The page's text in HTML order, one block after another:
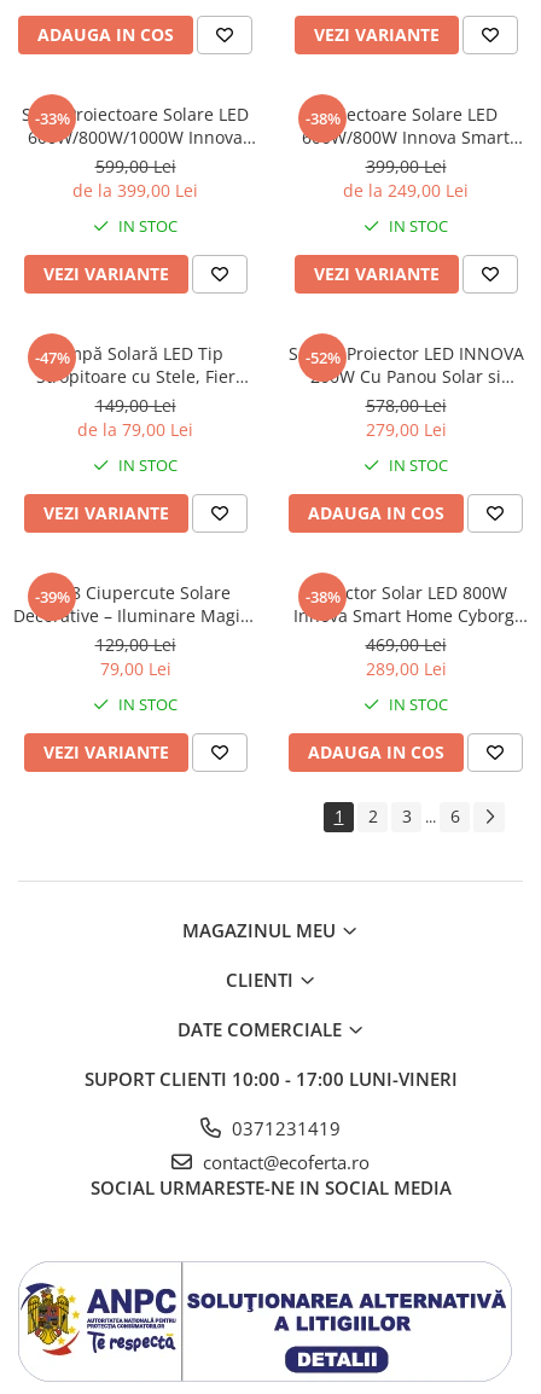
ADAUGA IN COS VEZI VARIANTE
-33%
Set 2 Proiectoare Solare LED
600W/800W/1000W Innova
Smart Home Cyborg, IP67,
Panou Solar și Telecomandă
599,00 Lei
de la 399,00 Lei
IN STOC
VEZI VARIANTE
-38%
Proiectoare Solare LED
600W/800W Innova Smart
Home Hall, IP67, Panouri
Solare 45x35 cm și
399,00 Lei
de la 249,00 Lei
IN STOC
VEZI VARIANTE
-47%
Lampă Solară LED Tip
Stropitoare cu Stele, Fier
Forjat, Design Retro, Proiecție
Lumină Caldă, IP65, 80 cm
149,00 Lei
de la 79,00 Lei
IN STOC
VEZI VARIANTE
-52%
Set 2 x Proiector LED INNOVA
200W Cu Panou Solar si
telecomanda, IP66 + Cadou
Surpriza
578,00 Lei
279,00 Lei
IN STOC
ADAUGA IN COS
-39%
Set 8 Ciupercute Solare
Decorative – Iluminare Magica
pentru Gradina Ta
129,00 Lei
79,00 Lei
IN STOC
VEZI VARIANTE
-38%
Proiector Solar LED 800W
Innova Smart Home Cyborg,
IP67, Panou Solar 35x35 cm și
Telecomandă
469,00 Lei
289,00 Lei
IN STOC
ADAUGA IN COS
1 2 3 ... 6
MAGAZINUL MEU
CLIENTI
DATE COMERCIALE
SUPORT CLIENTI 10:00 - 17:00 LUNI-VINERI
0371231419
contact@ecoferta.ro
SOCIAL URMARESTE-NE IN SOCIAL MEDIA